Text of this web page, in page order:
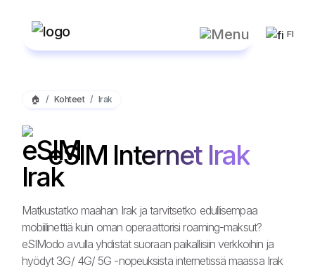
FI
🏠 Kohteet Irak
eSIM Internet Irak
Matkustatko maahan Irak ja tarvitsetko edullisempaa
mobiilinettiä kuin oman operaattorisi roaming-maksut?
eSIModo avulla yhdistät suoraan paikallisiin verkkoihin ja
hyödyt 3G/ 4G/ 5G -nopeuksista internetissä maassa Irak